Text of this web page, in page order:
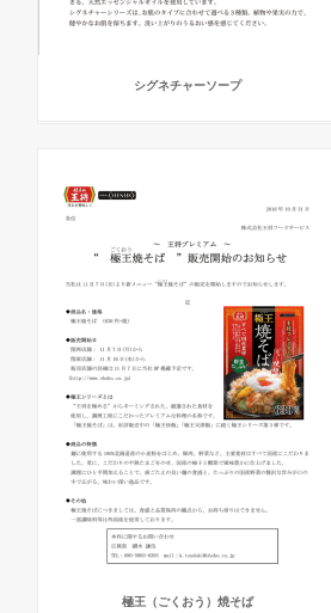
シグネチャーソープ
極王（ごくおう）焼そば